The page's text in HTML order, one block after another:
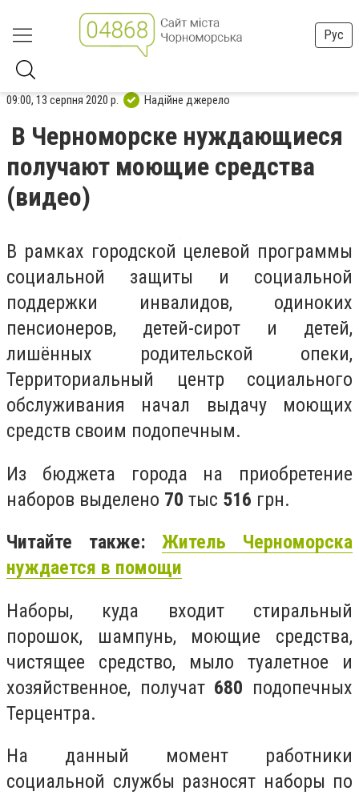
Рус
09:00, 13 серпня 2020 р. Надійне джерело
В Черноморске нуждающиеся
получают моющие средства
(видео)
В рамках городской целевой программы
социальной защиты и социальной
поддержки инвалидов, одиноких
пенсионеров, детей-сирот и детей,
лишённых родительской опеки,
Территориальный центр социального
обслуживания начал выдачу моющих
средств своим подопечным.
Из бюджета города на приобретение
наборов выделено 70 тыс 516 грн.
Читайте также:Житель Черноморска
нуждается в помощи
Наборы, куда входит стиральный
порошок, шампунь, моющие средства,
чистящее средство, мыло туалетное и
хозяйственное, получат 680 подопечных
Терцентра.
На данный момент работники
социальной службы разносят наборы по